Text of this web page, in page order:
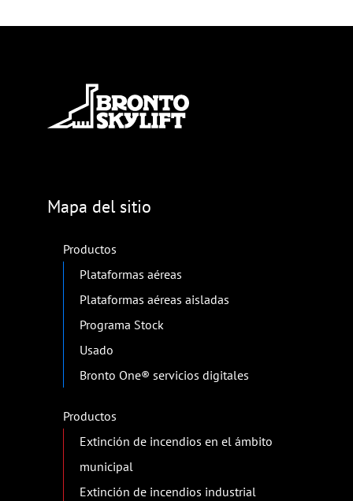
Mapa del sitio
Productos
Plataformas aéreas
Plataformas aéreas aisladas
Programa Stock
Usado
Bronto One® servicios digitales
Productos
Extinción de incendios en el ámbito
municipal
Extinción de incendios industrial